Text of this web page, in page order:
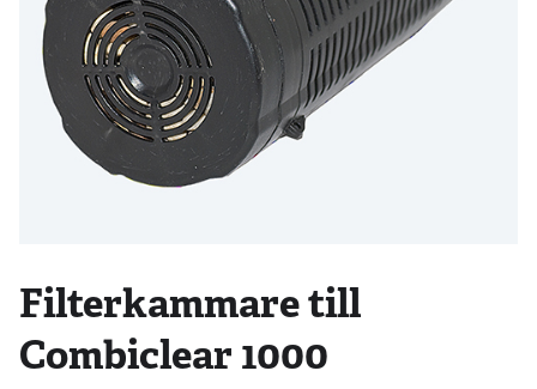
Filterkammare till
Combiclear 1000